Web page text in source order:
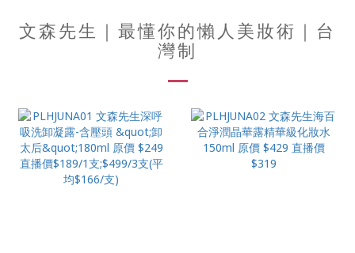
文森先生｜最懂你的懶人美妝術｜台
灣制